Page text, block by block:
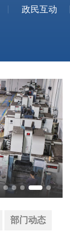
政民互动
部门动态